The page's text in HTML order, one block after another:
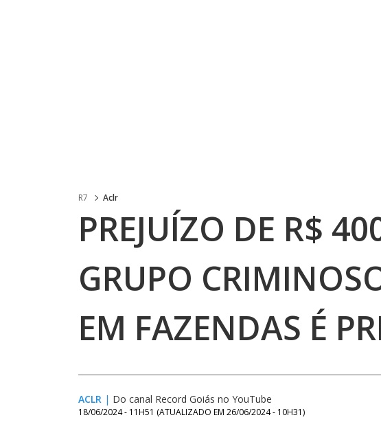
R7 Aclr
PREJUÍZO DE R$
GRUPO
EM FAZENDAS É
ACLR | Do canal Record Goiás no YouTube
18/06/2024 - 11H51 (ATUALIZADO EM 26/06/2024 - 10H31)